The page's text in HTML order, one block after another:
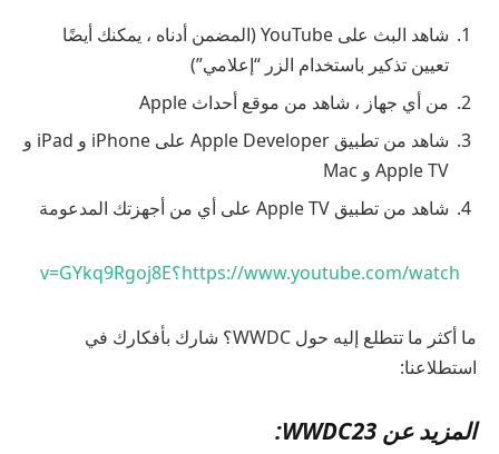
شاهد البث على YouTube (المضمن أدناه ، يمكنك أيضًا
تعيين تذكير باستخدام الزر “إعلامي”)
من أي جهاز ، شاهد من موقع أحداث Apple
شاهد من تطبيق Apple Developer على iPhone و iPad و
Apple TV و Mac
شاهد من تطبيق Apple TV على أي من أجهزتك المدعومة
https://www.youtube.com/watch؟v=GYkq9Rgoj8E
ما أكثر ما تتطلع إليه حول WWDC؟ شارك بأفكارك في
استطلاعنا:
المزيد عن WWDC23: